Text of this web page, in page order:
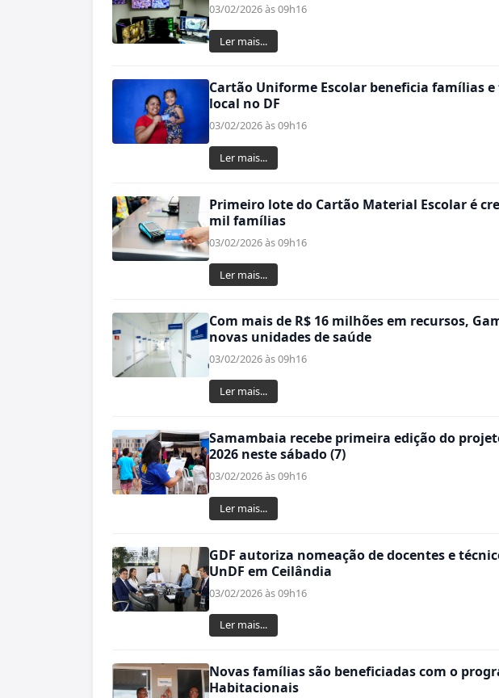
03/02/2026 às 09h16
Ler mais...
Cartão Uniforme Escolar beneficia famílias
local no DF
03/02/2026 às 09h16
Ler mais...
Primeiro lote do Cartão Material Escolar é
mil famílias
03/02/2026 às 09h16
Ler mais...
Com mais de R$ 16 milhões em recursos,
novas unidades de saúde
03/02/2026 às 09h16
Ler mais...
Samambaia recebe primeira edição do
2026 neste sábado (7)
03/02/2026 às 09h16
Ler mais...
GDF autoriza nomeação de docentes e
UnDF em Ceilândia
03/02/2026 às 09h16
Ler mais...
Novas famílias são beneficiadas com o
Habitacionais